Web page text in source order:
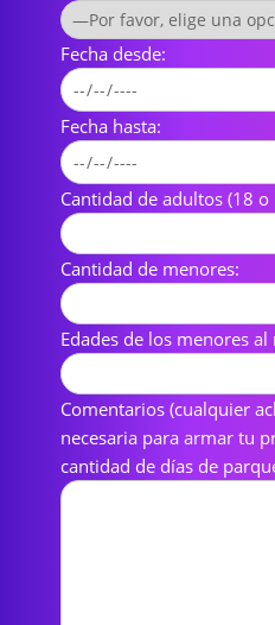
Fecha desde:
Fecha hasta:
Cantidad de adultos (18 o
Cantidad de menores:
Edades de los menores
Comentarios (cualquier
necesaria para armar tu
cantidad de días de